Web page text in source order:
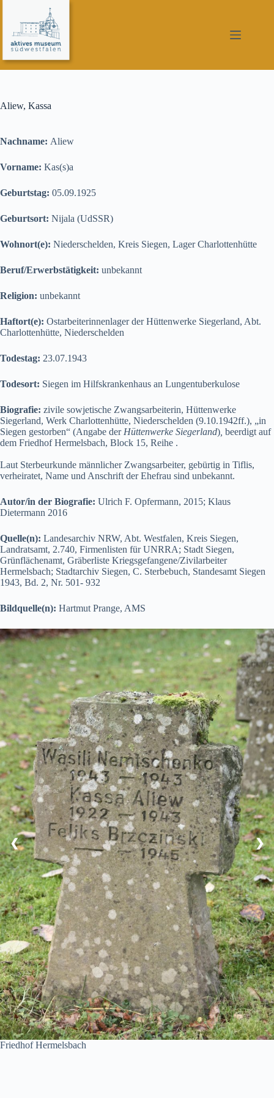
springen
Aliew, Kassa
Nachname: Aliew
Vorname: Kas(s)a
Geburtstag: 05.09.1925
Geburtsort: Nijala (UdSSR)
Wohnort(e): Niederschelden, Kreis Siegen, Lager Charlottenhütte
Beruf/Erwerbstätigkeit: unbekannt
Religion: unbekannt
Haftort(e): Ostarbeiterinnenlager der Hüttenwerke Siegerland, Abt.
Charlottenhütte, Niederschelden
Todestag: 23.07.1943
Todesort: Siegen im Hilfskrankenhaus an Lungentuberkulose
Biografie: zivile sowjetische Zwangsarbeiterin, Hüttenwerke
Siegerland, Werk Charlottenhütte, Niederschelden (9.10.1942ff.), „in
Siegen gestorben“ (Angabe der Hüttenwerke Siegerland) beerdigt auf
dem Friedhof Hermelsbach, Block 15, Reihe .
Laut Sterbeurkunde männlicher Zwangsarbeiter, gebürtig in Tiflis,
verheiratet, Name und Anschrift der Ehefrau sind unbekannt.
Autor/in der Biografie: Ulrich F. Opfermann, 2015; Klaus
Dietermann 2016
Quelle(n): Landesarchiv NRW, Abt. Westfalen, Kreis Siegen,
Landratsamt, 2.740, Firmenlisten für UNRRA; Stadt Siegen,
Grünflächenamt, Gräberliste Kriegsgefangene/Zivilarbeiter
Hermelsbach; Stadtarchiv Siegen, C. Sterbebuch, Standesamt Siegen
1943, Bd. 2, Nr. 501- 932
Bildquelle(n): Hartmut Prange, AMS
Friedhof Hermelsbach
❮ ❯